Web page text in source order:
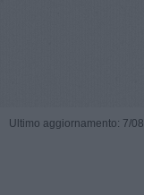
Ultimo aggiornamento: 7/